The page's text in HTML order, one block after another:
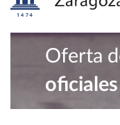
Oferta
oficiales